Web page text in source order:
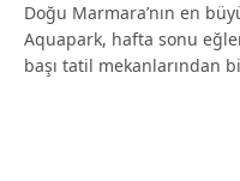
Doğu Marmara’nın en
Aquapark, hafta sonu
başı tatil mekanlarından